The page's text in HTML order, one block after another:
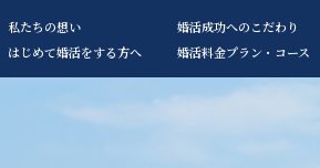
私たちの想い 婚活成功へのこだわり
はじめて婚活をする方へ
婚活料金プラン・コース